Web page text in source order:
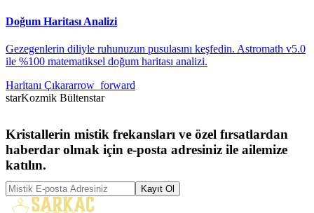
Doğum Haritası Analizi
Gezegenlerin diliyle ruhunuzun pusulasını keşfedin. Astromath v5.0
ile %100 matematiksel doğum haritası analizi.
Haritanı Çıkararrow_forward
starKozmik Bültenstar
Kristallerin mistik frekansları ve özel fırsatlardan
haberdar olmak için e-posta adresiniz ile ailemize
katılın.
Kayıt Ol